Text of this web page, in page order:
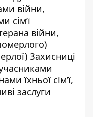
війни,
сім’ї
війни,
Захисниці
їхньої сім’ї,
заслуги